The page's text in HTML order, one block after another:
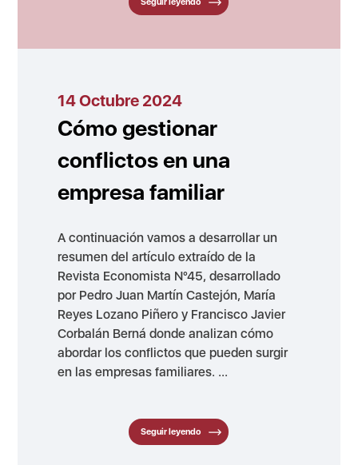
14 Octubre 2024
Cómo gestionar
conflictos en una
empresa familiar
A continuación vamos a desarrollar un
resumen del artículo extraído de la
Revista Economista N°45, desarrollado
por Pedro Juan Martín Castejón, María
Reyes Lozano Piñero y Francisco Javier
Corbalán Berná donde analizan cómo
abordar los conflictos que pueden surgir
en las empresas familiares. ...
Seguir leyendo